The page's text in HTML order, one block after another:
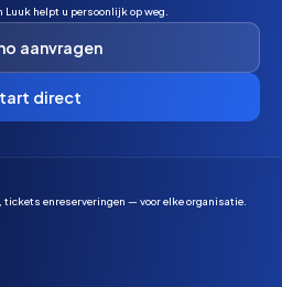
Luuk helpt u persoonlijk op weg.
aanvragen
direct
enreserveringen — voor elke organisatie.